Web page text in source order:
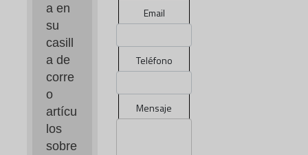
a en
su
casill
a de
corre
o
artícu
los
sobre
Email
Teléfono
Mensaje